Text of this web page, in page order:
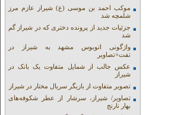
موکب احمد بن موسی (ع) شیراز عازم مرز
شلمچه شد
جزئیات جدید از پرونده دختری که در شیراز گم
شد
واژگونی اتوبوس مشهد به شیراز در
تفت+تصاویر
عکس جالب از شمایل متفاوت یک بانک در
شیراز
تصویر متفاوت از بازیگر سریال مختار در شیراز
تصاویر/ شیراز، سرشار از عطر شکوفه‌های
بهار نارنج